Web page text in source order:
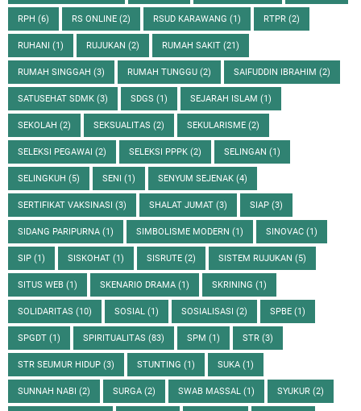
RPH (6) RS ONLINE (2) RSUD KARAWANG (1) RTPR (2)
RUHANI (1) RUJUKAN (2) RUMAH SAKIT (21)
RUMAH SINGGAH (3) RUMAH TUNGGU (2) SAIFUDDIN IBRAHIM (2)
SATUSEHAT SDMK (3) SDGS (1) SEJARAH ISLAM (1)
SEKOLAH (2) SEKSUALITAS (2) SEKULARISME (2)
SELEKSI PEGAWAI (2) SELEKSI PPPK (2) SELINGAN (1)
SELINGKUH (5) SENI (1) SENYUM SEJENAK (4)
SERTIFIKAT VAKSINASI (3) SHALAT JUMAT (3) SIAP (3)
SIDANG PARIPURNA (1) SIMBOLISME MODERN (1) SINOVAC (1)
SIP (1) SISKOHAT (1) SISRUTE (2) SISTEM RUJUKAN (5)
SITUS WEB (1) SKENARIO DRAMA (1) SKRINING (1)
SOLIDARITAS (10) SOSIAL (1) SOSIALISASI (2) SPBE (1)
SPGDT (1) SPIRITUALITAS (83) SPM (1) STR (3)
STR SEUMUR HIDUP (3) STUNTING (1) SUKA (1)
SUNNAH NABI (2) SURGA (2) SWAB MASSAL (1) SYUKUR (2)